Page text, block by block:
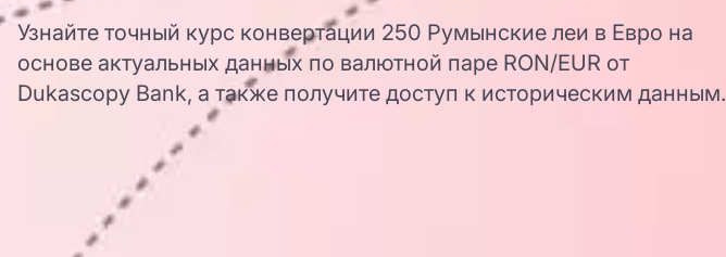
Узнайте точный курс конвертации 250 Румынские леи в Евро на
основе актуальных данных по валютной паре RON/EUR от
Dukascopy Bank, а также получите доступ к историческим данным.